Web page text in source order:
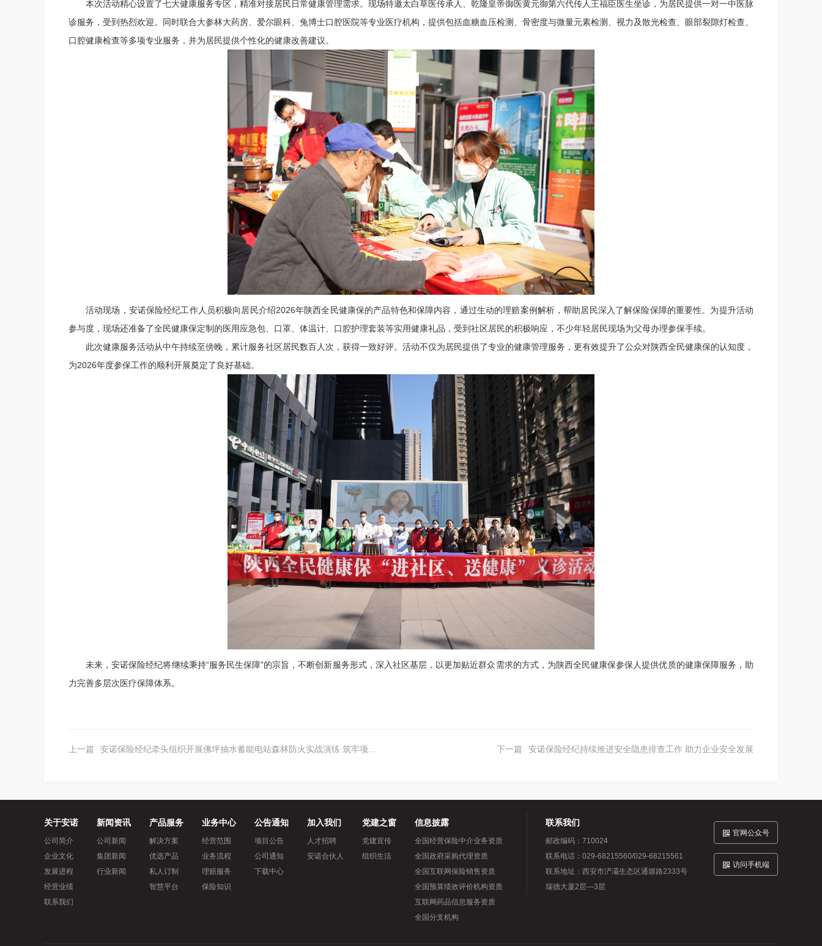
本次活动精心设置了七大健康服务专区，精准对接居民日常健康管理需求。现场特邀太白草医传承人、乾隆皇帝御医黄元御第六代传人王福臣医生坐诊，为居民提供一对一中医脉
诊服务，受到热烈欢迎。同时联合大参林大药房、爱尔眼科、兔博士口腔医院等专业医疗机构，提供包括血糖血压检测、骨密度与微量元素检测、视力及散光检查、眼部裂隙灯检查、
口腔健康检查等多项专业服务，并为居民提供个性化的健康改善建议。
活动现场，安诺保险经纪工作人员积极向居民介绍2026年陕西全民健康保的产品特色和保障内容，通过生动的理赔案例解析，帮助居民深入了解保险保障的重要性。为提升活动
参与度，现场还准备了全民健康保定制的医用应急包、口罩、体温计、口腔护理套装等实用健康礼品，受到社区居民的积极响应，不少年轻居民现场为父母办理参保手续。
此次健康服务活动从中午持续至傍晚，累计服务社区居民数百人次，获得一致好评。活动不仅为居民提供了专业的健康管理服务，更有效提升了公众对陕西全民健康保的认知度，
为2026年度参保工作的顺利开展奠定了良好基础。
未来，安诺保险经纪将继续秉持“服务民生保障”的宗旨，不断创新服务形式，深入社区基层，以更加贴近群众需求的方式，为陕西全民健康保参保人提供优质的健康保障服务，助
力完善多层次医疗保障体系。
上一篇 安诺保险经纪牵头组织开展佛坪抽水蓄能电站森林防火实战演练 筑牢项目建设安全防线 下一篇 安诺保险经纪持续推进安全隐患排查工作 助力企业安全发展
关于安诺
公司简介
企业文化
发展进程
经营业绩
联系我们
新闻资讯
公司新闻
集团新闻
行业新闻
产品服务
解决方案
优选产品
私人订制
智慧平台
业务中心
经营范围
业务流程
理赔服务
保险知识
公告通知
项目公告
公司通知
下载中心
加入我们
人才招聘
安诺合伙人
党建之窗
党建宣传
组织生活
信息披露
全国经营保险中介业务资质
全国政府采购代理资质
全国互联网保险销售资质
全国预算绩效评价机构资质
互联网药品信息服务资质
全国分支机构
联系我们
邮政编码：710024
联系电话：029-68215560/029-68215561
联系地址：西安市浐灞生态区通塬路2333号
瑞德大厦2层—3层
 官网公众号
 访问手机端